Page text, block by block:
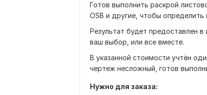
Готов выполнить раскрой
OSB и другие, чтобы
Результат будет предоставлен в
ваш выбор, или все вместе.
В указанной стоимости учтён
чертеж несложный, готов
Нужно для заказа: